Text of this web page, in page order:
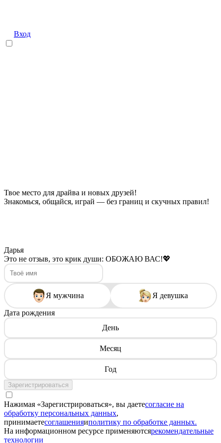
Вход
Твое место для драйва и новых друзей!
Знакомься, общайся, играй — без границ и скучных правил!
Дарья
Это не отзыв, это крик души: ОБОЖАЮ ВАС!💖
Я мужчина Я девушка
Дата рождения
День
Месяц
Год
Зарегистрироваться
Нажимая «Зарегистрироваться», вы даетесогласие на
обработку персональных данных,
принимаетесоглашенияиполитику по обработке данных.
На информационном ресурсе применяютсярекомендательные
технологии